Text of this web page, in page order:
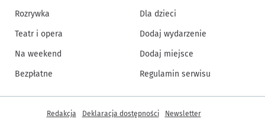
Rozrywka
Teatr i opera
Na weekend
Bezpłatne
Dla dzieci
Dodaj wydarzenie
Dodaj miejsce
Regulamin serwisu
Inne informacje
Redakcja Deklaracja dostępności Newsletter